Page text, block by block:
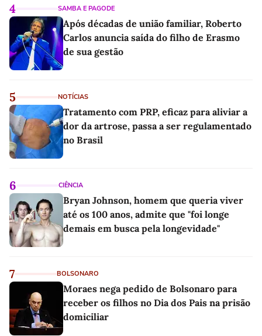
4 SAMBA E PAGODE
Após décadas de união familiar, Roberto
Carlos anuncia saída do filho de Erasmo
de sua gestão
5 NOTÍCIAS
Tratamento com PRP, eficaz para aliviar a
dor da artrose, passa a ser regulamentado
no Brasil
6 CIÊNCIA
Bryan Johnson, homem que queria viver
até os 100 anos, admite que "foi longe
demais em busca pela longevidade"
7 BOLSONARO
Moraes nega pedido de Bolsonaro para
receber os filhos no Dia dos Pais na prisão
domiciliar